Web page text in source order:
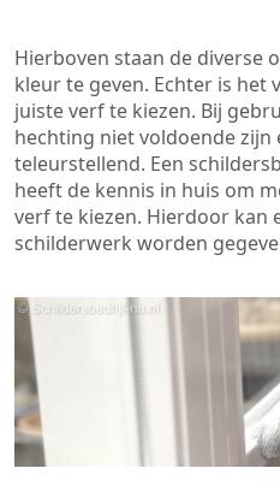
Hierboven staan de diverse
kleur te geven. Echter is het
juiste verf te kiezen. Bij
hechting niet voldoende zijn
teleurstellend. Een
heeft de kennis in huis om
verf te kiezen. Hierdoor kan
schilderwerk worden